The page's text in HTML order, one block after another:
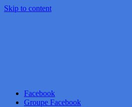
Skip to content
Facebook
Groupe Facebook